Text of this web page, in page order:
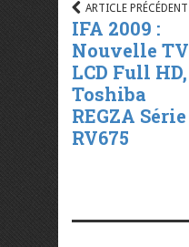
ARTICLE PRÉCÉDENT
IFA 2009 :
Nouvelle TV
LCD Full HD,
Toshiba
REGZA Série
RV675